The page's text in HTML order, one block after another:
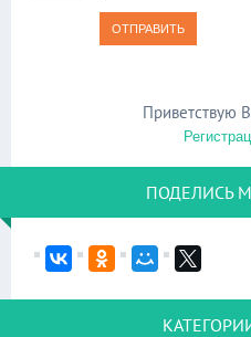
ОТПРАВИТЬ
Приветствую
ПОДЕЛИСЬ